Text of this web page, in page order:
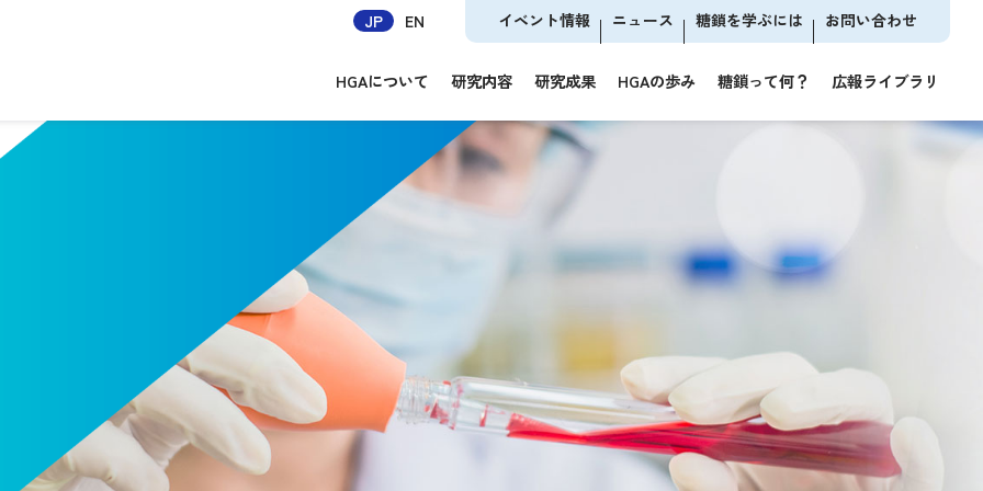
HGAについて 研究内容 研究成果 HGAの歩み 糖鎖って何？ 広報ライブラリ
イベント情報 ニュース 糖鎖を学ぶには お問い合わせ
JP EN